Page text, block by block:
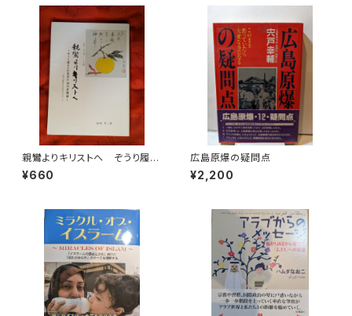
親鸞よりキリストへ ぞうり履き
の伝道者升崎外彦物語（賀川豊
彦を巡る人々1） 田中芳三 ク
¥660
広島原爆の疑問点
¥2,200